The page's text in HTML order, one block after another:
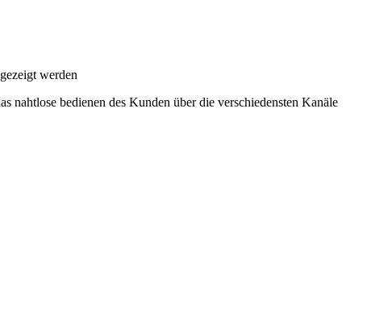
werden
nahtlose bedienen des Kunden über die verschiedensten Kanäle